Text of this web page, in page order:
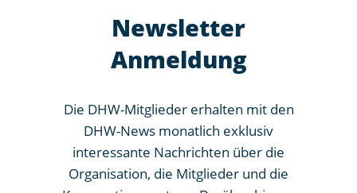
Newsletter
Anmeldung
Die DHW-Mitglieder erhalten mit den
DHW-News monatlich exklusiv
interessante Nachrichten über die
Organisation, die Mitglieder und die